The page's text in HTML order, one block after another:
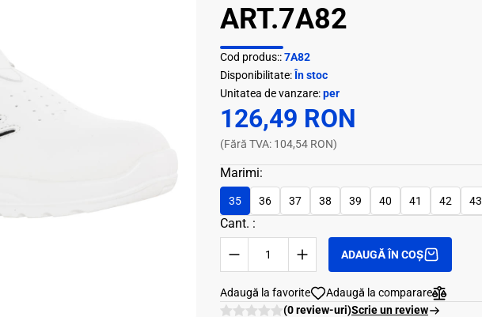
ART.7A82
Cod produs::7A82
Disponibilitate: În stoc
Unitatea de vanzare:per
126,49 RON
(Fără TVA: 104,54 RON)
Marimi:
35 36 37 38 39 40 41 42 43
Cant. :
ADAUGĂ ÎN COȘ
Adaugă la favorite
Adaugă la comparare
(0 review-uri)Scrie un review